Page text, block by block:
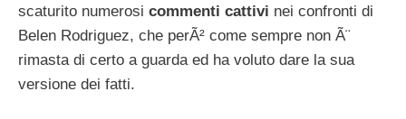
scaturito numerosi commenti cattivi nei confronti di
Belen Rodriguez, che perÃ² come sempre non Ã¨
rimasta di certo a guarda ed ha voluto dare la sua
versione dei fatti.